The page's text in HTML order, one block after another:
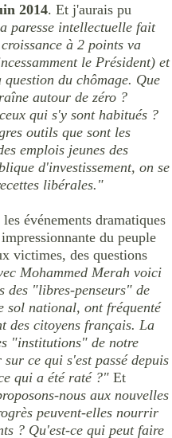
2014. Et j'aurais pu
paresse intellectuelle fait
à 2 points va
le Président) et
du chômage. Que
autour de zéro ?
qui s'y sont habitués ?
outils que sont les
emplois jeunes des
d'investissement, on se
libérales."
événements dramatiques
du peuple
victimes, des questions
Mohammed Merah voici
des "libres-penseurs" de
sol national, ont fréquenté
des citoyens français. La
"institutions" de notre
ce qui s'est passé depuis
qui a été raté ?" Et
nous aux nouvelles
peuvent-elles nourrir
? Qu'est-ce qui peut faire